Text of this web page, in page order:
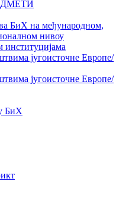
БиХ на међународном,
нивоу
југоисточне Европе/
југоисточне Европе/
БиХ